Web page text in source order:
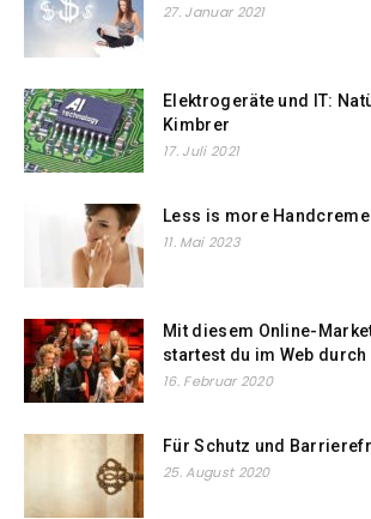
27. Januar 2021
Elektrogeräte und IT:
Kimbrer
17. Juli 2021
Less is more
11. Mai 2023
Mit diesem Online-
startest du im Web durch
16. Februar 2020
Für Schutz und
25. August 2020